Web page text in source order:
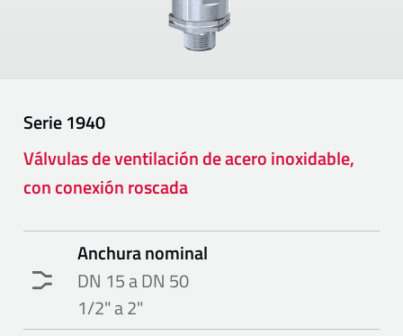
Serie1940
Válvulas de ventilación de acero inoxidable,
con conexión roscada
Anchura nominal
DN 15 a DN 50
1/2" a 2"